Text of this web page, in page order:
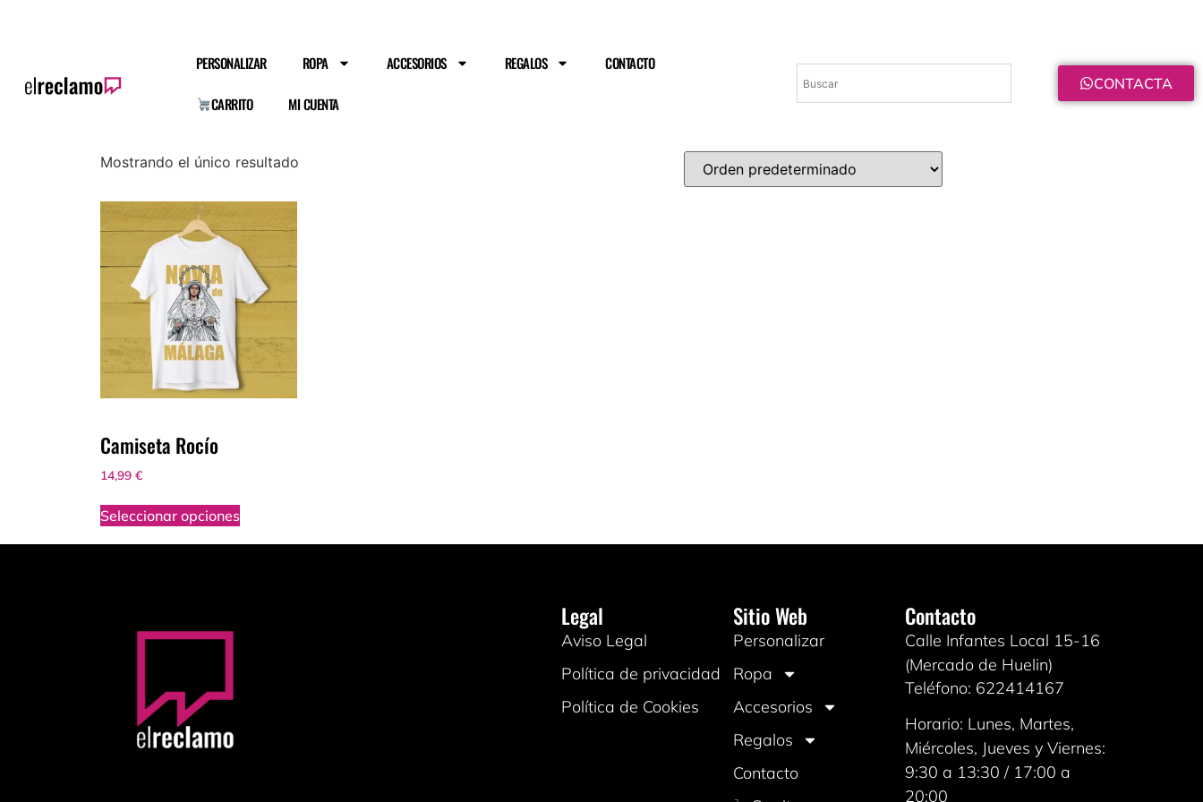
PERSONALIZAR ROPA ACCESORIOS REGALOS CONTACTO
CARRITO MI CUENTA
CONTACTA
Mostrando el único resultado
Camiseta Rocío
14,99 €
Seleccionar opciones
Legal
Aviso Legal
Política de privacidad
Política de Cookies
Sitio Web
Personalizar
Ropa
Accesorios
Regalos
Contacto
Contacto
Calle Infantes Local 15-16
(Mercado de Huelin)
Teléfono: 622414167
Horario: Lunes, Martes,
Miércoles, Jueves y Viernes:
9:30 a 13:30 / 17:00 a
20:00